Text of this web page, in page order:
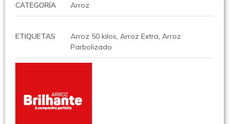
CATEGORÍA Arroz
ETIQUETAS Arroz 50 kilos, Arroz Extra, Arroz
Parbolizado